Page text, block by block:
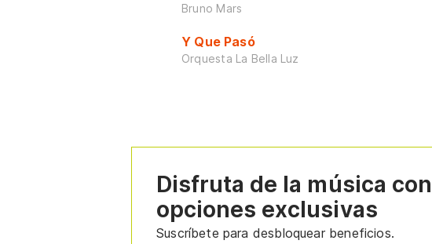
Bruno Mars
Y Que Pasó
Orquesta La Bella Luz
Disfruta de la música con
opciones exclusivas
Suscríbete para desbloquear beneficios.